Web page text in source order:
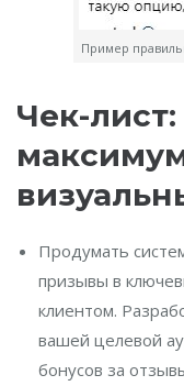
Пример
Чек-
Продумать
призывы в
клиентом.
вашей целевой
бонусов за